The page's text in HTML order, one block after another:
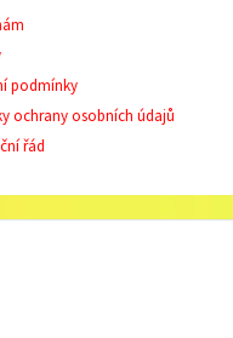
podmínky
ochrany osobních údajů
řád